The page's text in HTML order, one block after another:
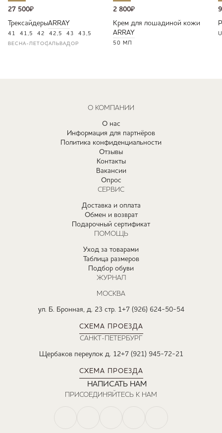
27 500₽
ТрексайдерыARRAY
41 41,5 42 42,5 43 43,5
ВЕСНА-ЛЕТОСАЛЬВАДОР
2 800₽
Крем для лошадиной кожи
ARRAY
50 МЛ
О КОМПАНИИ
О нас
Информация для партнёров
Политика конфиденциальности
Отзывы
Контакты
Вакансии
Опрос
СЕРВИС
Доставка и оплата
Обмен и возврат
Подарочный сертификат
ПОМОЩЬ
Уход за товарами
Таблица размеров
Подбор обуви
ЖУРНАЛ
МОСКВА
ул. Б. Бронная, д. 23 стр. 1+7 (926) 624-50-54
СХЕМА ПРОЕЗДА
САНКТ-ПЕТЕРБУРГ
Щербаков переулок д. 12+7 (921) 945-72-21
СХЕМА ПРОЕЗДА
НАПИСАТЬ НАМ
ПРИСОЕДИНЯЙТЕСЬ К НАМ